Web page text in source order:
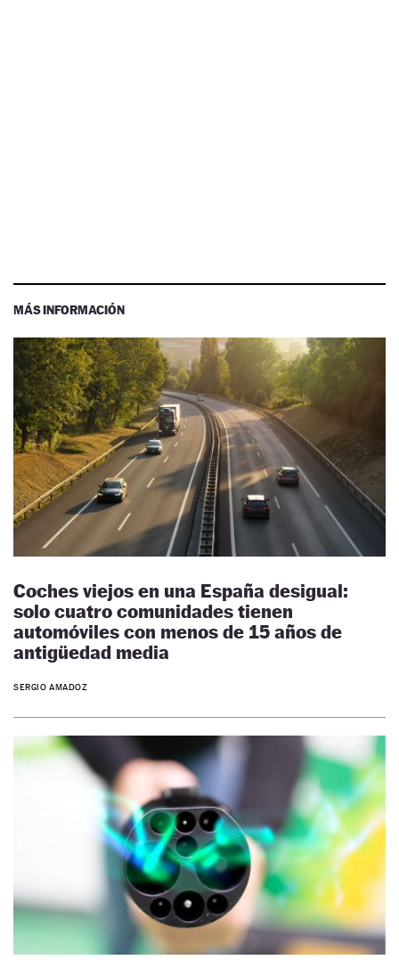
MÁS INFORMACIÓN
Coches viejos en una España desigual:
solo cuatro comunidades tienen
automóviles con menos de 15 años de
antigüedad media
SERGIO AMADOZ